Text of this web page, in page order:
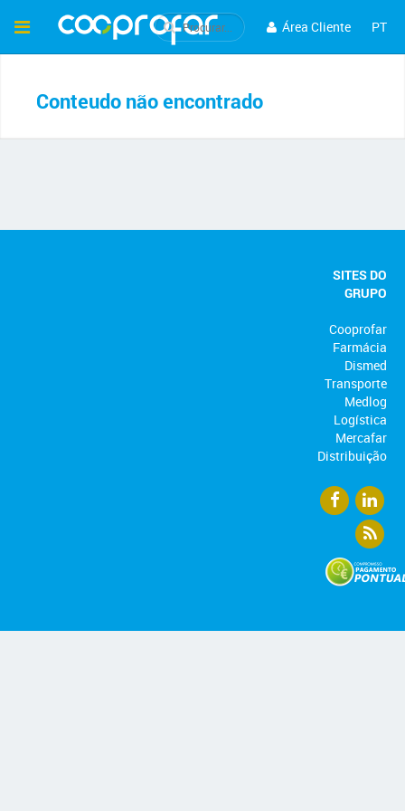
Área Cliente PT
Conteudo não encontrado
SITES DO
GRUPO
Cooprofar
Farmácia
Dismed
Transporte
Medlog
Logística
Mercafar
Distribuição